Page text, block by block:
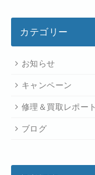
カテゴリー
お知らせ
キャンペーン
修理＆買取レポート
ブログ